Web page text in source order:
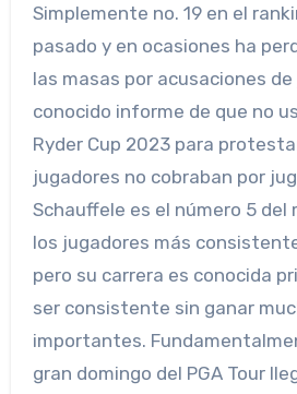
Simplemente no. 19 en el
pasado y en ocasiones ha
las masas por acusaciones
conocido informe de que no
Ryder Cup 2023 para
jugadores no cobraban por
Schauffele es el número 5 del
los jugadores más
pero su carrera es conocida
ser consistente sin ganar
importantes.
gran domingo del PGA Tour